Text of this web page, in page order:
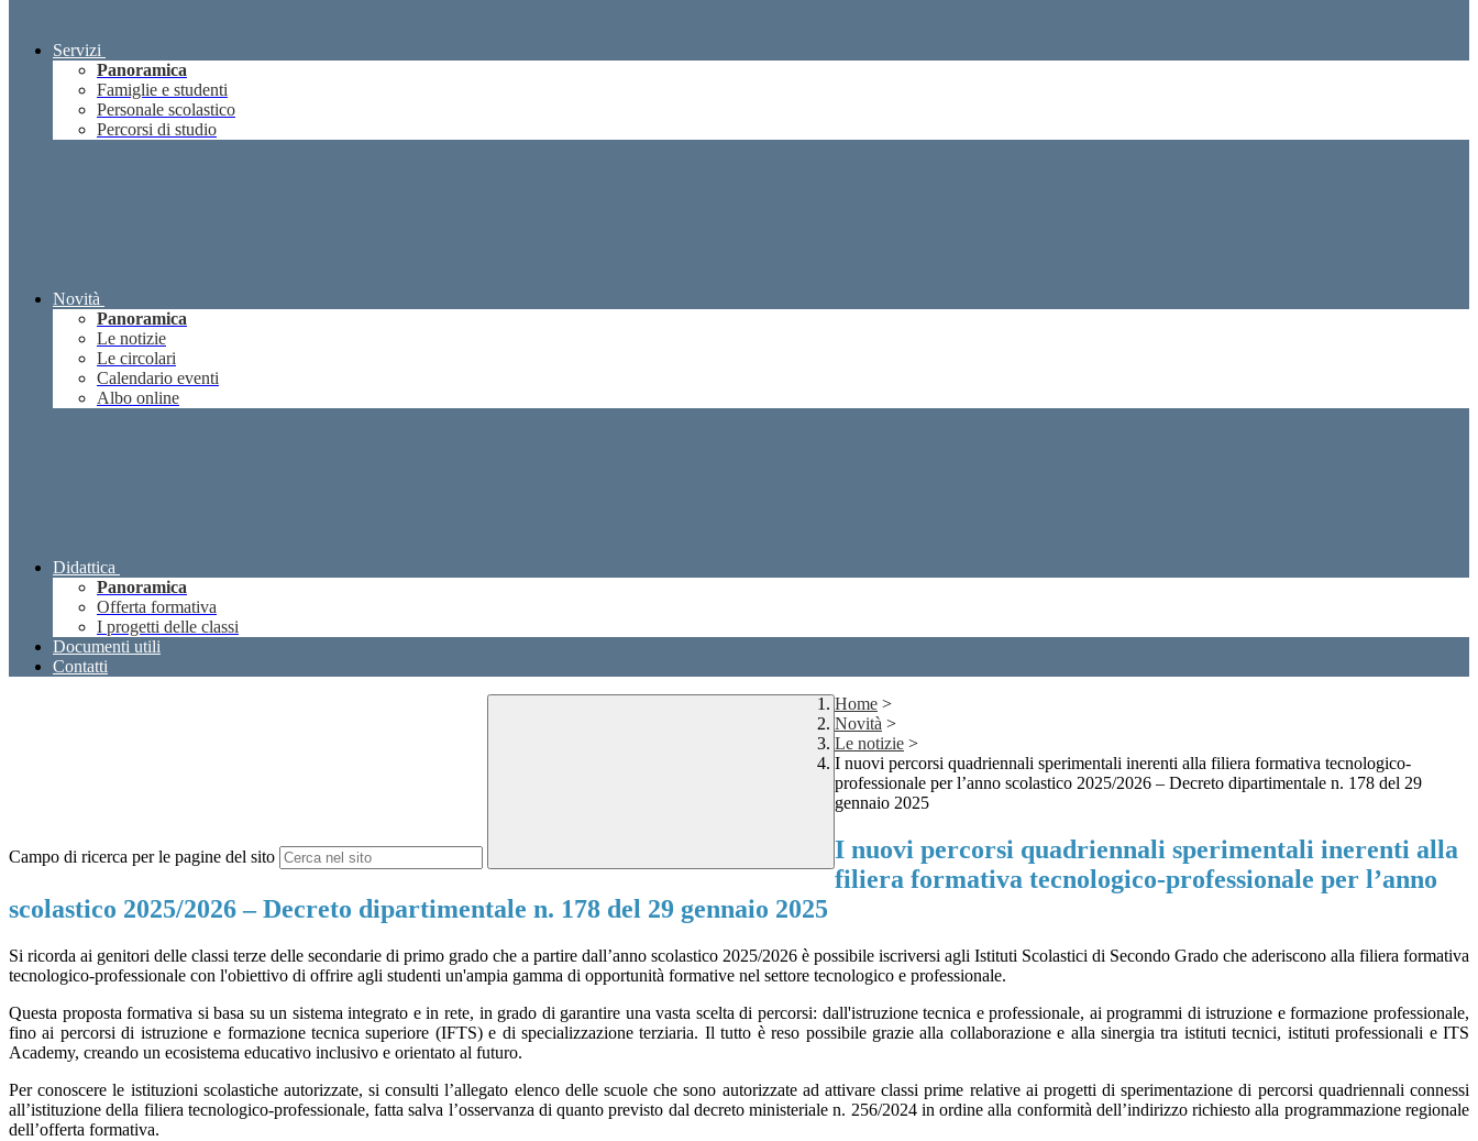
Servizi
Panoramica
Famiglie e studenti
Personale scolastico
Percorsi di studio
Novità
Panoramica
Le notizie
Le circolari
Calendario eventi
Albo online
Didattica
Panoramica
Offerta formativa
I progetti delle classi
Documenti utili
Contatti
Campo di ricerca per le pagine del sito
Home >
Novità >
Le notizie >
I nuovi percorsi quadriennali sperimentali inerenti alla filiera formativa tecnologico-
professionale per l’anno scolastico 2025/2026 – Decreto dipartimentale n. 178 del 29
gennaio 2025
I nuovi percorsi quadriennali sperimentali inerenti alla
filiera formativa tecnologico-professionale per l’anno
scolastico 2025/2026 – Decreto dipartimentale n. 178 del 29 gennaio 2025
Si ricorda ai genitori delle classi terze delle secondarie di primo grado che a partire dall’anno scolastico 2025/2026 è possibile iscriversi agli Istituti Scolastici di Secondo Grado che aderiscono alla filiera formativa
tecnologico-professionale con l'obiettivo di offrire agli studenti un'ampia gamma di opportunità formative nel settore tecnologico e professionale.
Questa proposta formativa si basa su un sistema integrato e in rete, in grado di garantire una vasta scelta di percorsi: dall'istruzione tecnica e professionale, ai programmi di istruzione e formazione professionale,
fino ai percorsi di istruzione e formazione tecnica superiore (IFTS) e di specializzazione terziaria. Il tutto è reso possibile grazie alla collaborazione e alla sinergia tra istituti tecnici, istituti professionali e ITS
Academy, creando un ecosistema educativo inclusivo e orientato al futuro.
Per conoscere le istituzioni scolastiche autorizzate, si consulti l’allegato elenco delle scuole che sono autorizzate ad attivare classi prime relative ai progetti di sperimentazione di percorsi quadriennali connessi
all’istituzione della filiera tecnologico-professionale, fatta salva l’osservanza di quanto previsto dal decreto ministeriale n. 256/2024 in ordine alla conformità dell’indirizzo richiesto alla programmazione regionale
dell’offerta formativa.